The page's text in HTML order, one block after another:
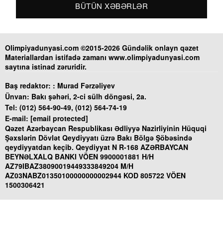
BÜTÜN XƏBƏRLƏR
Olimpiyadunyasi.com ©2015-2026 Gündəlik onlayn qəzet
Materiallardan istifadə zamanı www.olimpiyadunyasi.com
saytına istinad zəruridir.
Baş redaktor: : Murad Fərzəliyev
Ünvan: Bakı şəhəri, 2-ci sülh döngəsi, 2a.
Tel: (012) 564-90-49, (012) 564-74-19
E-mail: [email protected]
Qəzet Azərbaycan Respublikası Ədliyyə Nazirliyinin Hüquqi
Şəxslərin Dövlət Qeydiyyatı üzrə Bakı Bölgə Şöbəsində
qeydiyyatdan keçib. Qeydiyyat N R-168 AZƏRBAYCAN
BEYNƏLXALQ BANKI VÖEN 9900001881 H/H
AZ79IBAZ38090019449333849204 M/H
AZ03NABZ01350100000000002944 KOD 805722 VÖEN
1500306421